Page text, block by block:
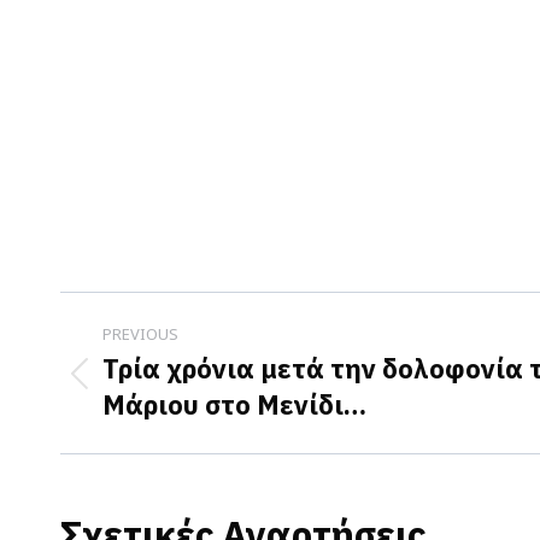
Post
navigation
PREVIOUS
Previous
post:
Τρία χρόνια μετά την δολοφονία
Μάριου στο Μενίδι…